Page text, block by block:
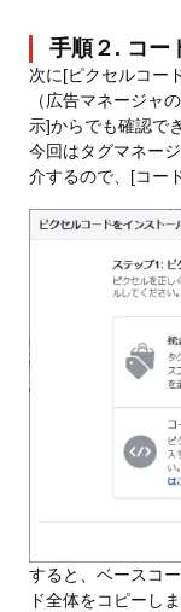
手順２. コー
次に[ピクセルコー
（広告マネージャ
示]からでも確認で
今回はタグマネー
介するので、[コー
すると、ベースコ
ド全体をコピーしま